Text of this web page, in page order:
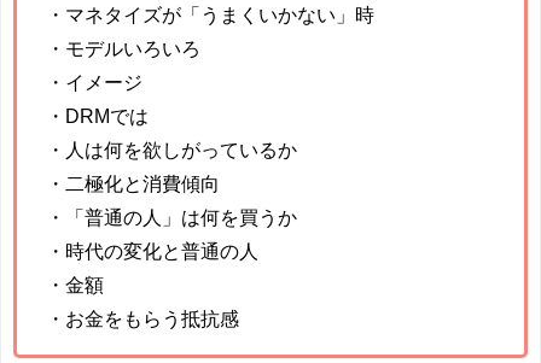
・マネタイズが「うまくいかない」時
・モデルいろいろ
・イメージ
・DRMでは
・人は何を欲しがっているか
・二極化と消費傾向
・「普通の人」は何を買うか
・時代の変化と普通の人
・金額
・お金をもらう抵抗感